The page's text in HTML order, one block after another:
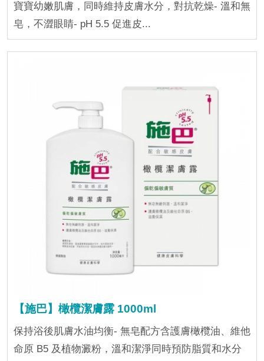
寶寶幼嫩肌膚，同時維持皮膚水分，對抗乾燥- 溫和無
皂，不澀眼睛- pH 5.5 促進皮...
【施巴】橄欖潔膚露 1000ml
保持浴後肌膚水油均衡- 無皂配方含護膚橄欖油、維他
命原 B5 及植物澱粉，溫和潔淨同時預防脂質和水分